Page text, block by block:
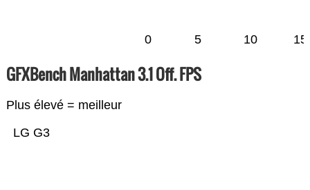
0 5 10 15
GFXBench Manhattan 3.1 Off. FPS
Plus élevé = meilleur
LG G3